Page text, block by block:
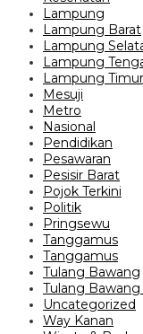
Lampung
Lampung Barat
Lampung
Lampung
Lampung Timur
Mesuji
Metro
Nasional
Pendidikan
Pesawaran
Pesisir Barat
Pojok Terkini
Politik
Pringsewu
Tanggamus
Tanggamus
Tulang Bawang
Tulang
Uncategorized
Way Kanan